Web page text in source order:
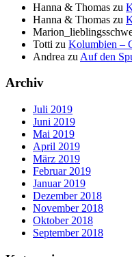
Hanna & Thomas zu
Hanna & Thomas zu
Totti zu Kolumbien –
Andrea zu Auf den
Archiv
Juli 2019
Juni 2019
Mai 2019
April 2019
März 2019
Februar 2019
Januar 2019
Dezember 2018
November 2018
Oktober 2018
September 2018